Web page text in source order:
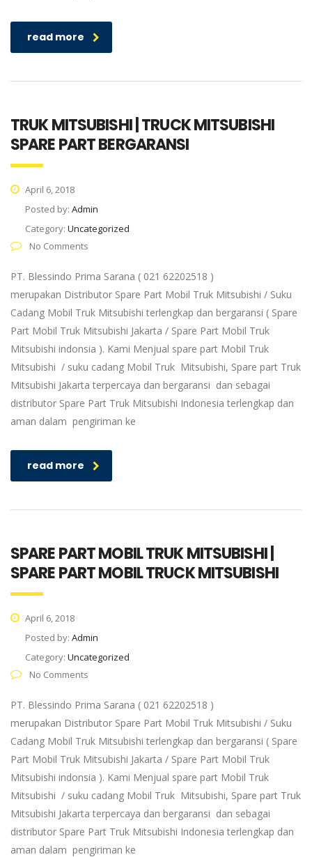
read more
TRUK MITSUBISHI | TRUCK MITSUBISHI
SPARE PART BERGARANSI
April 6, 2018
Posted by: Admin
Category: Uncategorized
No Comments
PT. Blessindo Prima Sarana ( 021 62202518 )
merupakan Distributor Spare Part Mobil Truk Mitsubishi / Suku
Cadang Mobil Truk Mitsubishi terlengkap dan bergaransi ( Spare
Part Mobil Truk Mitsubishi Jakarta / Spare Part Mobil Truk
Mitsubishi indonsia ). Kami Menjual spare part Mobil Truk
Mitsubishi / suku cadang Mobil Truk Mitsubishi, Spare part Truk
Mitsubishi Jakarta terpercaya dan bergaransi dan sebagai
distributor Spare Part Truk Mitsubishi Indonesia terlengkap dan
aman dalam pengiriman ke
read more
SPARE PART MOBIL TRUK MITSUBISHI |
SPARE PART MOBIL TRUCK MITSUBISHI
April 6, 2018
Posted by: Admin
Category: Uncategorized
No Comments
PT. Blessindo Prima Sarana ( 021 62202518 )
merupakan Distributor Spare Part Mobil Truk Mitsubishi / Suku
Cadang Mobil Truk Mitsubishi terlengkap dan bergaransi ( Spare
Part Mobil Truk Mitsubishi Jakarta / Spare Part Mobil Truk
Mitsubishi indonsia ). Kami Menjual spare part Mobil Truk
Mitsubishi / suku cadang Mobil Truk Mitsubishi, Spare part Truk
Mitsubishi Jakarta terpercaya dan bergaransi dan sebagai
distributor Spare Part Truk Mitsubishi Indonesia terlengkap dan
aman dalam pengiriman ke